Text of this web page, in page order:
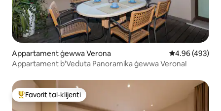
Appartament ġewwa Verona Rating medju
4.96 (493)
Appartament b'Veduta Panoramika ġewwa Verona!
Wieħed mill-aqwa favoriti tal-klijenti
Favorit tal-klijenti